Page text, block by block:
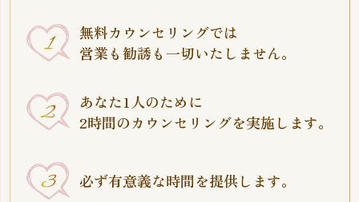
無料カウンセリングでは
営業も勧誘も一切いたしません。
あなた1人のために
2時間のカウンセリングを実施します。
必ず有意義な時間を提供します。